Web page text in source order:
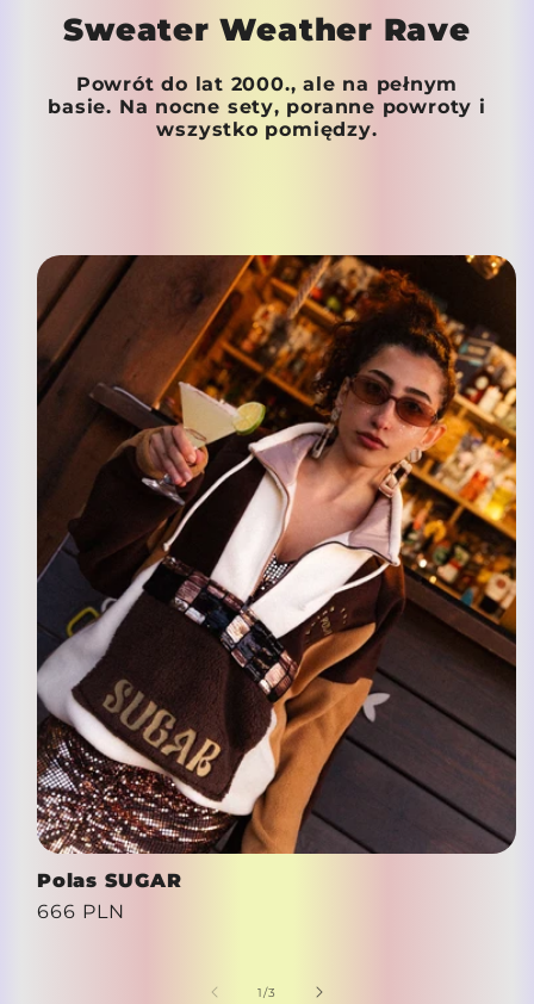
Sweater Weather Rave
Powrót do lat 2000., ale na pełnym
basie. Na nocne sety, poranne powroty i
wszystko pomiędzy.
Polas SUGAR
Cena
666 PLN
1/z3